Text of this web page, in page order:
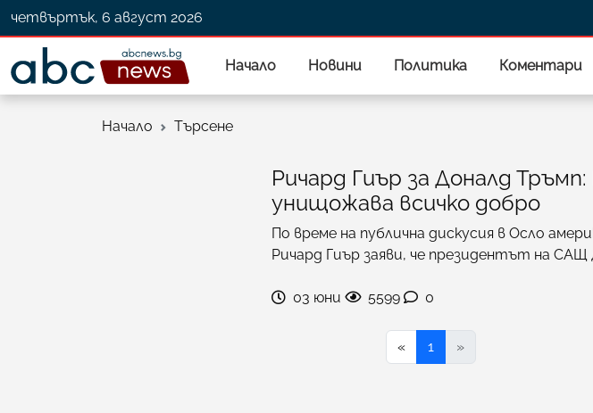
четвъртък, 6 август 2026
Начало Новини Политика Коментари
Начало Търсене
Ричард Гиър за Доналд
унищожава всичко добро
По време на публична дискусия в Осло
Ричард Гиър заяви, че президентът на САЩ
03 юни 5599 0
« 1 »